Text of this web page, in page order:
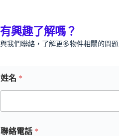
有興趣了解嗎？
與我們聯絡，了解更多物件相關的問題
姓名 *
聯絡電話 *